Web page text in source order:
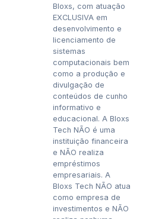
Bloxs, com atuação
EXCLUSIVA em
desenvolvimento e
licenciamento de
sistemas
computacionais bem
como a produção e
divulgação de
conteúdos de cunho
informativo e
educacional. A Bloxs
Tech NÃO é uma
instituição financeira
e NÃO realiza
empréstimos
empresariais. A
Bloxs Tech NÃO atua
como empresa de
investimentos e NÃO